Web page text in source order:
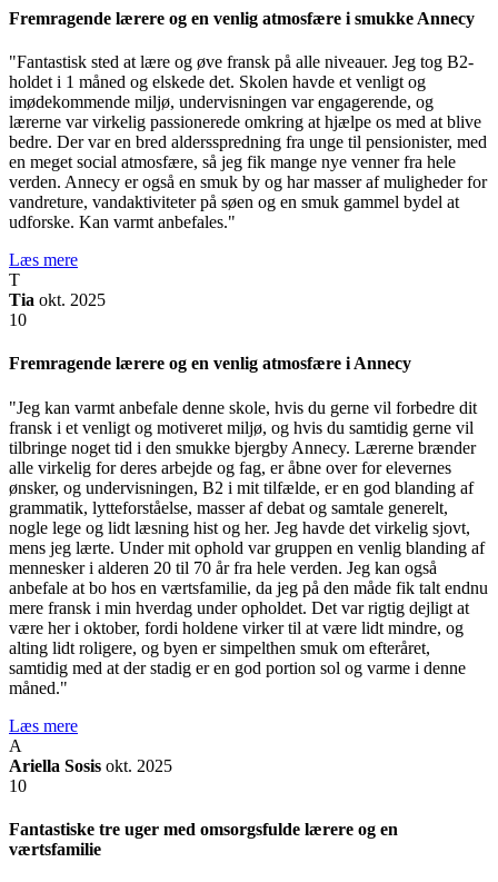
Fremragende lærere og en venlig atmosfære i smukke Annecy
"Fantastisk sted at lære og øve fransk på alle niveauer. Jeg tog B2-
holdet i 1 måned og elskede det. Skolen havde et venligt og
imødekommende miljø, undervisningen var engagerende, og
lærerne var virkelig passionerede omkring at hjælpe os med at blive
bedre. Der var en bred aldersspredning fra unge til pensionister, med
en meget social atmosfære, så jeg fik mange nye venner fra hele
verden. Annecy er også en smuk by og har masser af muligheder for
vandreture, vandaktiviteter på søen og en smuk gammel bydel at
udforske. Kan varmt anbefales."
Læs mere
T
Tia okt. 2025
10
Fremragende lærere og en venlig atmosfære i Annecy
"Jeg kan varmt anbefale denne skole, hvis du gerne vil forbedre dit
fransk i et venligt og motiveret miljø, og hvis du samtidig gerne vil
tilbringe noget tid i den smukke bjergby Annecy. Lærerne brænder
alle virkelig for deres arbejde og fag, er åbne over for elevernes
ønsker, og undervisningen, B2 i mit tilfælde, er en god blanding af
grammatik, lytteforståelse, masser af debat og samtale generelt,
nogle lege og lidt læsning hist og her. Jeg havde det virkelig sjovt,
mens jeg lærte. Under mit ophold var gruppen en venlig blanding af
mennesker i alderen 20 til 70 år fra hele verden. Jeg kan også
anbefale at bo hos en værtsfamilie, da jeg på den måde fik talt endnu
mere fransk i min hverdag under opholdet. Det var rigtig dejligt at
være her i oktober, fordi holdene virker til at være lidt mindre, og
alting lidt roligere, og byen er simpelthen smuk om efteråret,
samtidig med at der stadig er en god portion sol og varme i denne
måned."
Læs mere
A
Ariella Sosis okt. 2025
10
Fantastiske tre uger med omsorgsfulde lærere og en
værtsfamilie